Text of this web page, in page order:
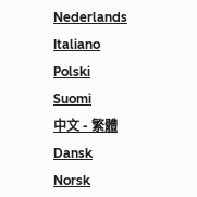
Nederlands
Italiano
Polski
Suomi
中文 - 繁體
Dansk
Norsk